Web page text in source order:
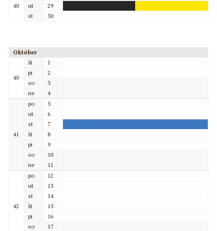
40
ut
29
st
30
Október
40
št
1
pi
2
so
3
ne
4
41
po
5
ut
6
st
7
št
8
pi
9
so
10
ne
11
42
po
12
ut
13
st
14
št
15
pi
16
so
17